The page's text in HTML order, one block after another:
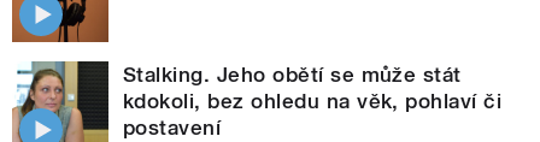
Stalking. Jeho obětí se může stát
kdokoli, bez ohledu na věk, pohlaví či
postavení